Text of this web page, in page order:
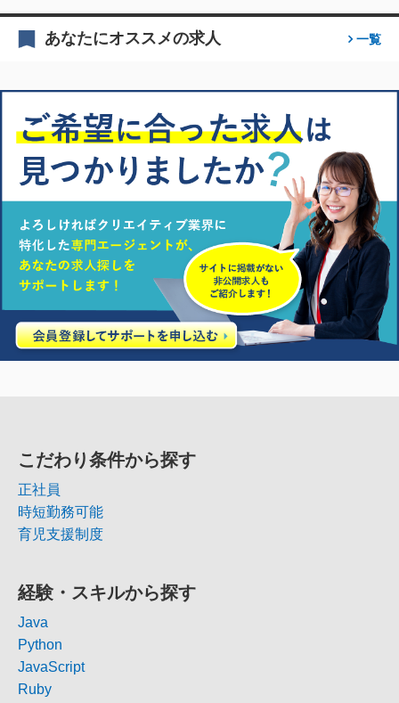
あなたにオススメの求人 一覧
こだわり条件から探す
正社員
時短勤務可能
育児支援制度
経験・スキルから探す
Java
Python
JavaScript
Ruby